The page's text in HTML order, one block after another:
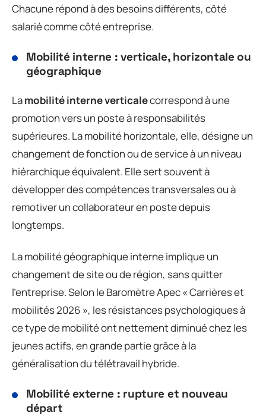
Chacune répond à des besoins différents, côté
salarié comme côté entreprise.
Mobilité interne : verticale, horizontale ou
géographique
Lamobilité interne verticalecorrespond à une
promotion vers un poste à responsabilités
supérieures. La mobilité horizontale, elle, désigne un
changement de fonction ou de service à un niveau
hiérarchique équivalent. Elle sert souvent à
développer des compétences transversales ou à
remotiver un collaborateur en poste depuis
longtemps.
La mobilité géographique interne implique un
changement de site ou de région, sans quitter
l’entreprise. Selon le Baromètre Apec « Carrières et
mobilités 2026 », les résistances psychologiques à
ce type de mobilité ont nettement diminué chez les
jeunes actifs, en grande partie grâce à la
généralisation du télétravail hybride.
Mobilité externe : rupture et nouveau
départ